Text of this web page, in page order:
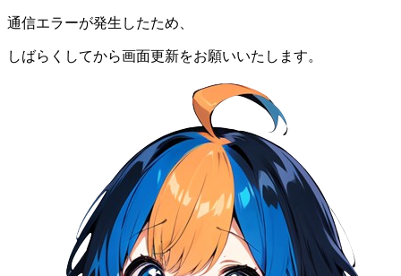
通信エラーが発生したため、
しばらくしてから画面更新をお願いいたします。